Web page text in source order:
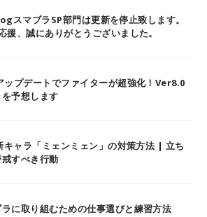
スマブラSP部門は更新を停止致します。
援、誠にありがとうございました。
ップデートでファイターが超強化！Ver8.0
予想します
キャラ「ミェンミェン」の対策方法 | 立ち
すべき行動
に取り組むための仕事選びと練習方法